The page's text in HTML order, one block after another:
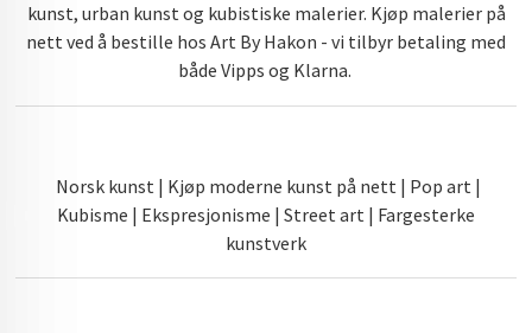
kunst, urban kunst og kubistiske malerier. Kjøp malerier på
nett ved å bestille hos Art By Hakon - vi tilbyr betaling med
både Vipps og Klarna.
Norsk kunst | Kjøp moderne kunst på nett | Pop art |
Kubisme | Ekspresjonisme | Street art | Fargesterke
kunstverk